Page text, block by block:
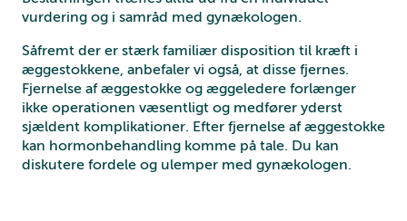
vurdering og i samråd med gynækologen.
Såfremt der er stærk familiær disposition til kræft i
æggestokkene, anbefaler vi også, at disse fjernes.
Fjernelse af æggestokke og æggeledere forlænger
ikke operationen væsentligt og medfører yderst
sjældent komplikationer. Efter fjernelse af æggestokke
kan hormonbehandling komme på tale. Du kan
diskutere fordele og ulemper med gynækologen.